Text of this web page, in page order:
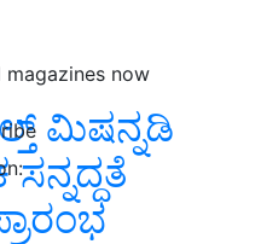
now
ಮಿಷನ್ನಡಿ